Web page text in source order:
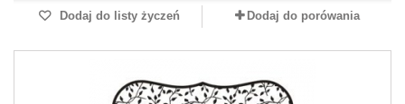
Dodaj do listy życzeń Dodaj do porówania